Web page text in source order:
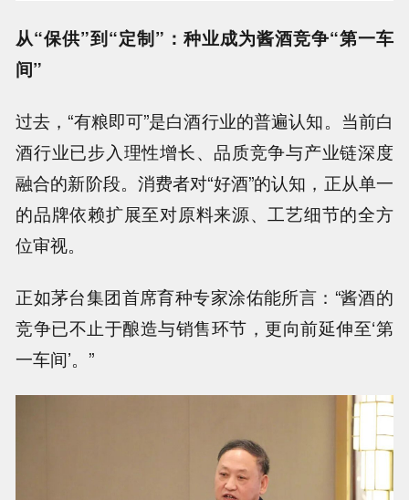
从“保供”到“定制”：种业成为酱酒竞争“第一车
间”
过去，“有粮即可”是白酒行业的普遍认知。当前白
酒行业已步入理性增长、品质竞争与产业链深度
融合的新阶段。消费者对“好酒”的认知，正从单一
的品牌依赖扩展至对原料来源、工艺细节的全方
位审视。
正如茅台集团首席育种专家涂佑能所言：“酱酒的
竞争已不止于酿造与销售环节，更向前延伸至‘第
一车间’。”